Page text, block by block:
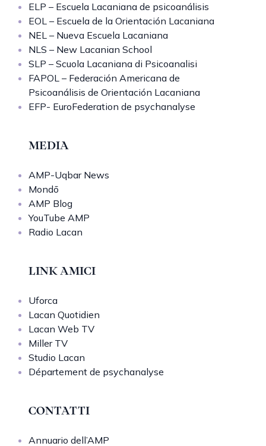
ELP – Escuela Lacaniana de psicoanálisis
EOL – Escuela de la Orientación Lacaniana
NEL – Nueva Escuela Lacaniana
NLS – New Lacanian School
SLP – Scuola Lacaniana di Psicoanalisi
FAPOL – Federación Americana de
Psicoanálisis de Orientación Lacaniana
EFP- EuroFederation de psychanalyse
MEDIA
AMP-Uqbar News
Mondō
AMP Blog
YouTube AMP
Radio Lacan
LINK AMICI
Uforca
Lacan Quotidien
Lacan Web TV
Miller TV
Studio Lacan
Département de psychanalyse
CONTATTI
Annuario dell’AMP